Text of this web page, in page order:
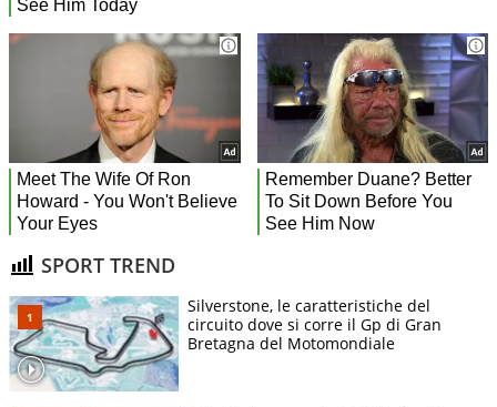
SPORT TREND
Silverstone, le caratteristiche del
circuito dove si corre il Gp di Gran
Bretagna del Motomondiale